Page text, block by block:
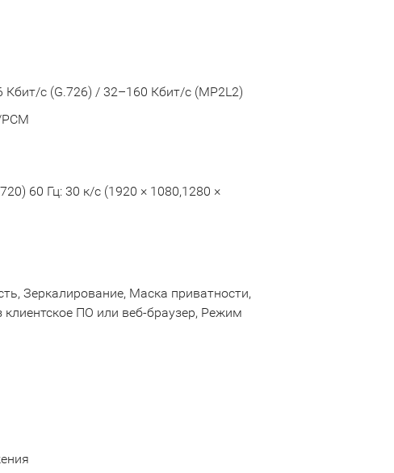
с (G.726) / 32–160 Кбит/с (MP2L2)
60 Гц: 30 к/с (1920 × 1080,1280 ×
Зеркалирование, Маска приватности,
ПО или веб-браузер, Режим